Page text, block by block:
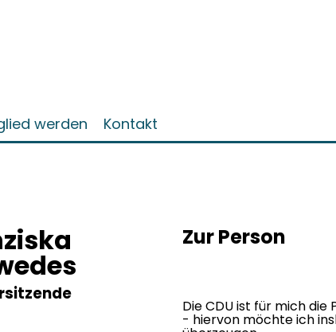
werden Kontakt
Zur Person
Die CDU ist für mich
- hiervon möchte ich